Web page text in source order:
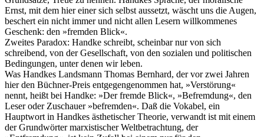
Ernst, mit dem hier einer sich selbst aussetzt, wäscht uns die Augen,
beschert ein nicht immer und nicht allen Lesern willkommenes
Geschenk: den »fremden Blick«.
Zweites Paradox: Handke schreibt, scheinbar nur von sich
schreibend, von der Gesellschaft, von den sozialen und politischen
Bedingungen, unter denen wir leben.
Was Handkes Landsmann Thomas Bernhard, der vor zwei Jahren
hier den Büchner-Preis entgegengenommen hat, »Verstörung«
nennt, heißt bei Handke: »Der fremde Blick«, »Befremdung«, den
Leser oder Zuschauer »befremden«. Daß die Vokabel, ein
Hauptwort in Handkes ästhetischer Theorie, verwandt ist mit einem
der Grundwörter marxistischer Weltbetrachtung, der